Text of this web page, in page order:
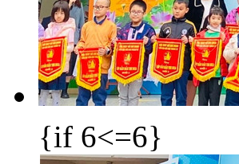
{if 6<=6}